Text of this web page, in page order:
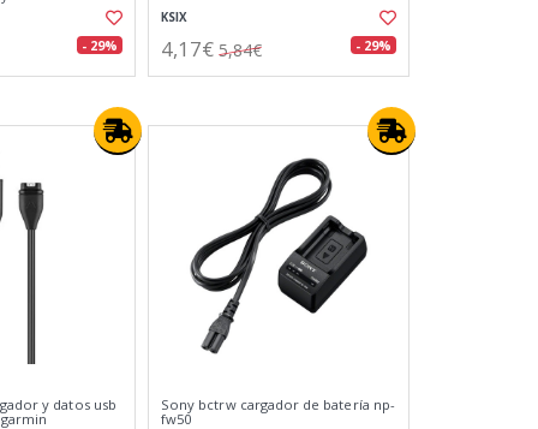
- 29%
KSIX
4,17€ 5,84€ - 29%
y datos usb
Sony bctrw cargador de batería np-
fw50